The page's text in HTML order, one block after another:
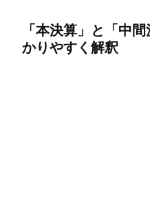
「本決算」と「中
かりやすく解釈